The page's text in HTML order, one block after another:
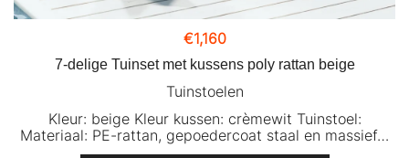
€1,160
7-delige Tuinset met kussens poly rattan beige
Tuinstoelen
Kleur: beige Kleur kussen: crèmewit Tuinstoel:
Materiaal: PE-rattan, gepoedercoat staal en massief…